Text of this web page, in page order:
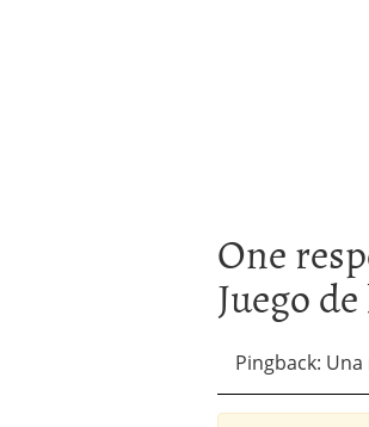
One
Juego
Pingback: